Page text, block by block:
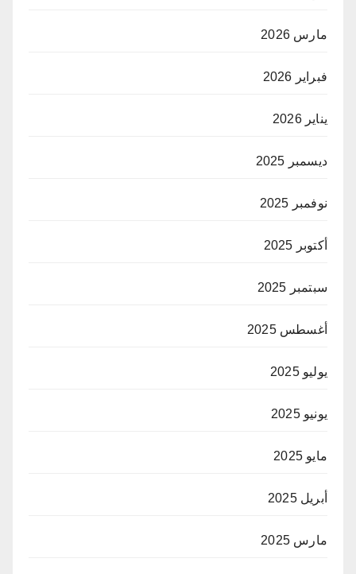
مارس 2026
فبراير 2026
يناير 2026
ديسمبر 2025
نوفمبر 2025
أكتوبر 2025
سبتمبر 2025
أغسطس 2025
يوليو 2025
يونيو 2025
مايو 2025
أبريل 2025
مارس 2025